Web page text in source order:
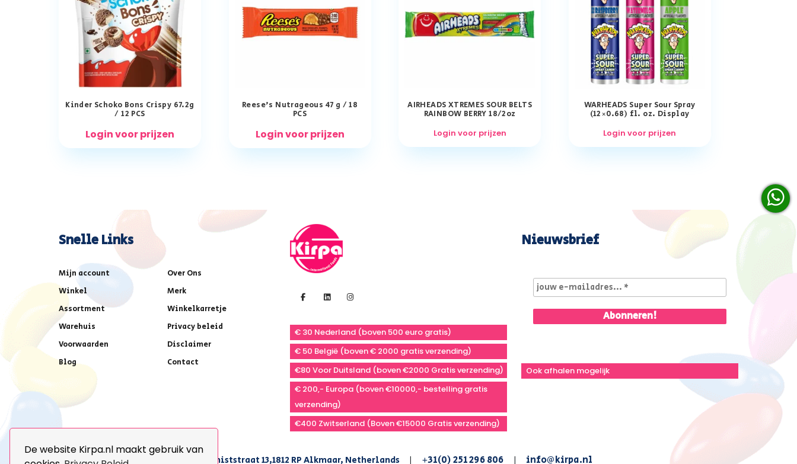
De website Kirpa.nl maakt gebruik van
Kinder Schoko Bons Crispy 67.2g
/ 12 PCS
Login voor prijzen
Reese’s Nutrageous 47 g / 18
PCS
Login voor prijzen
AIRHEADS XTREMES SOUR BELTS
RAINBOW BERRY 18/2oz
Login voor prijzen
WARHEADS Super Sour Spray
(12×0.68) fl. oz. Display
Login voor prijzen
Snelle Links
Mijn account
Over Ons
Winkel
Merk
Assortment
Winkelkarretje
Warehuis
Privacy beleid
Voorwaarden
Disclaimer
Blog
Contact
€ 30 Nederland (boven 500 euro gratis)
€ 50 België (boven € 2000 gratis verzending)
€80 Voor Duitsland (boven €2000 Gratis verzending)
€ 200,- Europa (boven €10000,- bestelling gratis
verzending)
€400 Zwitserland (Boven €15000 Gratis verzending)
Nieuwsbrief
Ook afhalen mogelijk
achter AFAS voetbalstadion,Amethiststraat 13,1812 RP Alkmaar, Netherlands +31(0) 251 296 806 info@kirpa.nl